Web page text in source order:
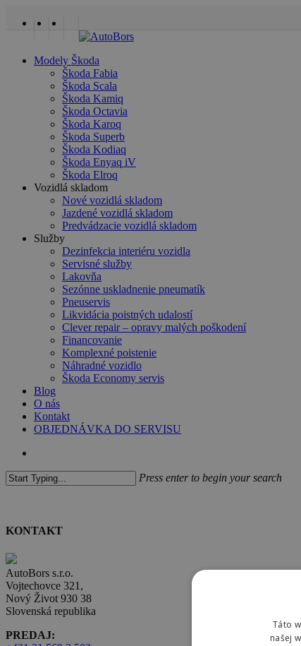
linkedinyoutube
search
Menu
Modely Škoda
Škoda Fabia
Škoda Scala
Škoda Kamiq
Škoda Octavia
Škoda Karoq
Škoda Superb
Škoda Kodiaq
Škoda Enyaq iV
Škoda Elroq
Vozidlá skladom
Nové vozidlá skladom
Jazdené vozidlá skladom
Predvádzacie vozidlá skladom
Služby
Dezinfekcia interiéru vozidla
Servisné služby
Lakovňa
Sezónne uskladnenie pneumatík
Pneuservis
Likvidácia poistných udalostí
Clever repair – opravy malých poškodení
Financovanie
Komplexné poistenie
Náhradné vozidlo
Škoda Economy servis
Blog
O nás
Kontakt
OBJEDNÁVKA DO SERVISU
Press enter to begin your search
KONTAKT
AutoBors s.r.o.
Vojtechovce 321,
Nový Život 930 38
Slovenská republika
PREDAJ:
Táto
našej